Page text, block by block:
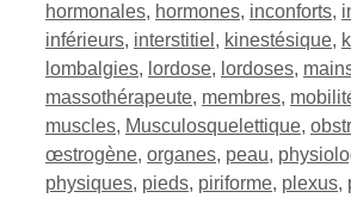
hormonales, hormones, inconforts,
inférieurs, interstitiel , kinestésique,
lombalgies, lordose, lordoses,
massothérapeute, membres,
muscles, Musculosquelettique,
œstrogène, organes, peau,
physiques, pieds, piriforme, plexus,